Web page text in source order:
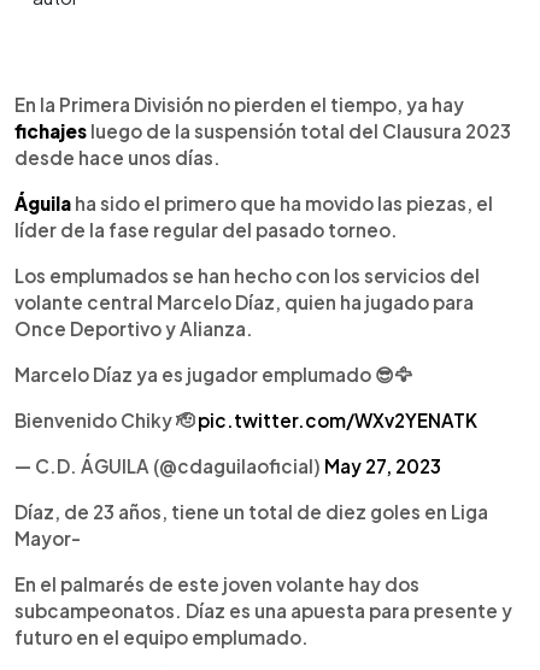
► Escuchar artículo
En la Primera División no pierden el tiempo, ya hay
fichajes luego de la suspensión total del Clausura 2023
desde hace unos días.
Águila ha sido el primero que ha movido las piezas, el
líder de la fase regular del pasado torneo.
Los emplumados se han hecho con los servicios del
volante central Marcelo Díaz, quien ha jugado para
Once Deportivo y Alianza.
Marcelo Díaz ya es jugador emplumado 😎🦅
Bienvenido Chiky 🫡pic.twitter.com/WXv2YENATK
— C.D. ÁGUILA (@cdaguilaoficial) May 27, 2023
Díaz, de 23 años, tiene un total de diez goles en Liga
Mayor-
En el palmarés de este joven volante hay dos
subcampeonatos. Díaz es una apuesta para presente y
futuro en el equipo emplumado.